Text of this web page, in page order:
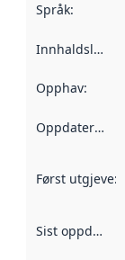
Språk:
Innhaldsleverandørar
Opphav:
Oppdateringsfrekvens
Først utgjeve:
Sist oppdatert